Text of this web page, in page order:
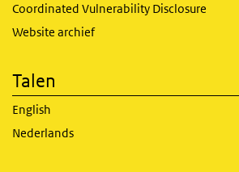
Coordinated Vulnerability Disclosure
Website archief
Talen
English
Nederlands